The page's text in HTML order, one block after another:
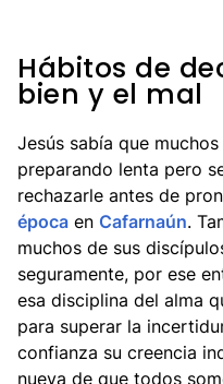
Hábitos de
bien y el mal
Jesús sabía que
preparando lenta pero
rechazarle antes de
época en Cafarnaún.
muchos de sus
seguramente, por ese
esa disciplina del alma
para superar la
confianza su creencia
nueva de que todos